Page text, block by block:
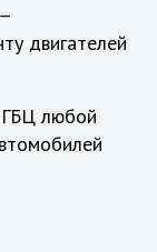
двигателей
любой